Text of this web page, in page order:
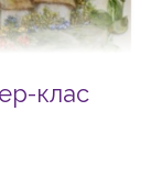
клас